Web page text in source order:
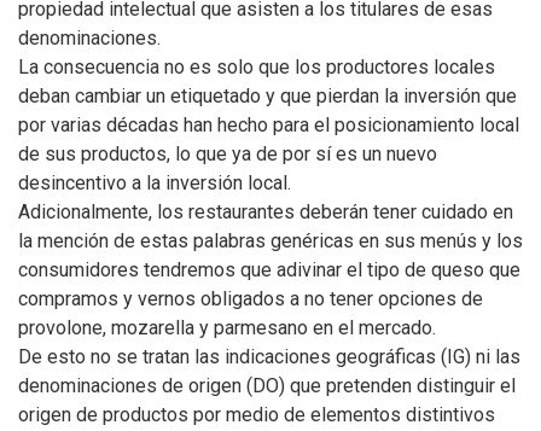
propiedad intelectual que asisten a los titulares de esas
denominaciones.
La consecuencia no es solo que los productores locales
deban cambiar un etiquetado y que pierdan la inversión que
por varias décadas han hecho para el posicionamiento local
de sus productos, lo que ya de por sí es un nuevo
desincentivo a la inversión local.
Adicionalmente, los restaurantes deberán tener cuidado en
la mención de estas palabras genéricas en sus menús y los
consumidores tendremos que adivinar el tipo de queso que
compramos y vernos obligados a no tener opciones de
provolone, mozarella y parmesano en el mercado.
De esto no se tratan las indicaciones geográficas (IG) ni las
denominaciones de origen (DO) que pretenden distinguir el
origen de productos por medio de elementos distintivos